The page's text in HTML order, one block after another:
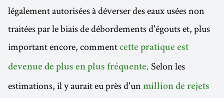
légalement autorisées à déverser des eaux usées non
traitées par le biais de débordements d'égouts et, plus
important encore, comment cette pratique est
devenue de plus en plus fréquente. Selon les
estimations, il y aurait eu près d'un million de rejets